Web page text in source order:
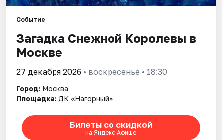
События
Города
Площадки
Артисты
Рейтинги
Событие
Загадка Снежной Королевы в
Москве
27 декабря 2026 • воскресенье • 18:30
Город: Москва
Площадка: ДК «Нагорный»
Билеты со скидкой
на Яндекс Афише